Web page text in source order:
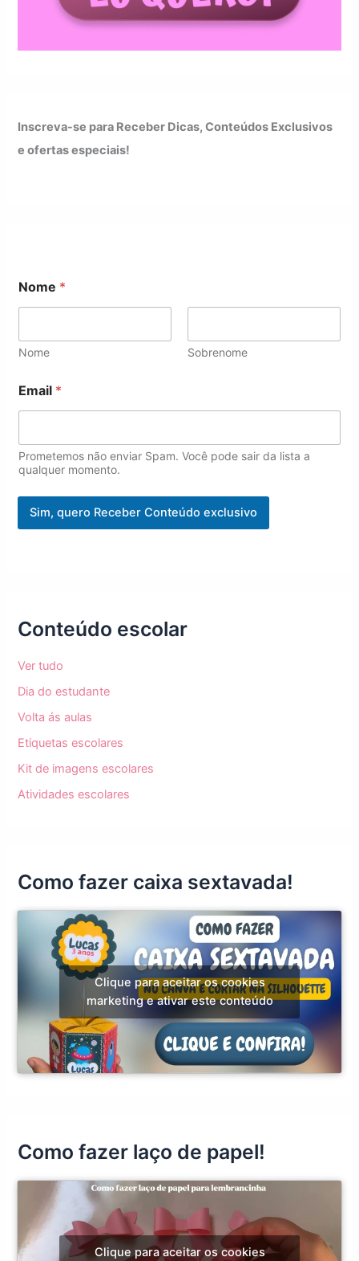
Inscreva-se para Receber Dicas, Conteúdos Exclusivos
e ofertas especiais!
N
o
N
e
Nome *
Nome Sobrenome
Email *
Prometemos não enviar Spam. Você pode sair da lista a
qualquer momento.
Sim, quero Receber Conteúdo exclusivo
Conteúdo escolar
Ver tudo
Dia do estudante
Volta ás aulas
Etiquetas escolares
Kit de imagens escolares
Atividades escolares
Como fazer caixa sextavada!
Clique para aceitar os cookies
marketing e ativar este conteúdo
Como fazer laço de papel!
Clique para aceitar os cookies